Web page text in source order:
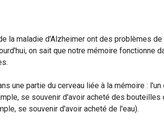
la maladie d'Alzheimer ont des problèmes
on sait que notre mémoire fonctionne
une partie du cerveau liée à la mémoire :
se souvenir d'avoir acheté des bouteilles
se souvenir d'avoir acheté de l'eau).